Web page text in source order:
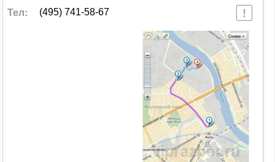
Тел: (495) 741-58-67